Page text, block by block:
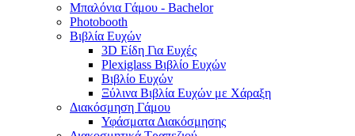
Μπαλόνια Γάμου - Bachelor
Photobooth
Βιβλία Ευχών
3D Είδη Για Ευχές
Plexiglass Βιβλίο Ευχών
Βιβλίο Ευχών
Ξύλινα Βιβλία Ευχών με Χάραξη
Διακόσμηση Γάμου
Υφάσματα Διακόσμησης